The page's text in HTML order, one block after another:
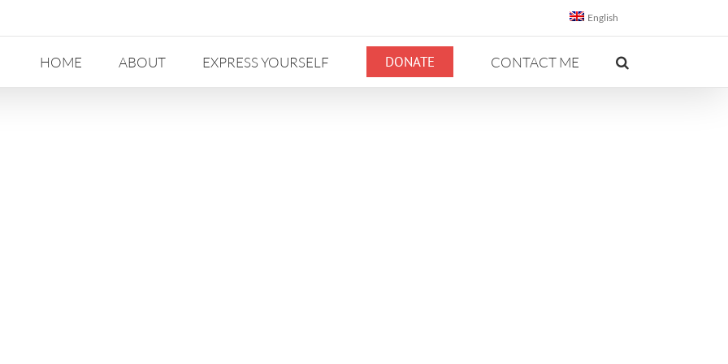
English
HOME ABOUT EXPRESS YOURSELF DONATE CONTACT ME